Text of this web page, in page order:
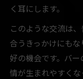
札幌市バ
出会いバ
く耳にします。
このような交流は
合うきっかけにも
好の機会です。バ
情が生まれやすくな